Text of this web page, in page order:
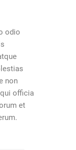
odio
non
officia
et